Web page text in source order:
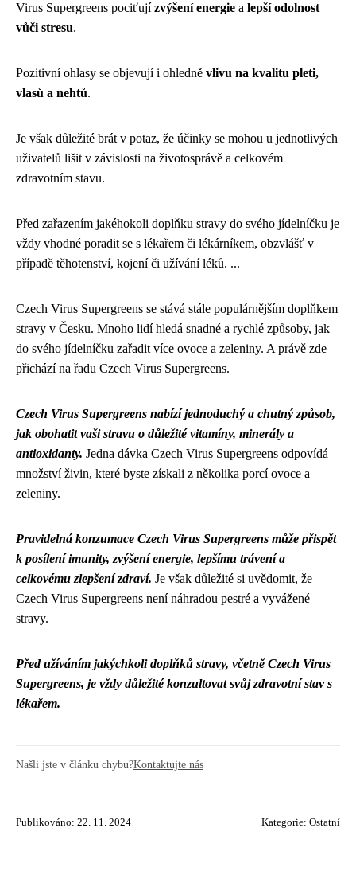
Virus Supergreens pociťujízvýšení energie a lepší odolnost
vůči stresu.
Pozitivní ohlasy se objevují i ohledně vlivu na kvalitu pleti,
vlasů a nehtů.
Je však důležité brát v potaz, že účinky se mohou u jednotlivých
uživatelů lišit v závislosti na životosprávě a celkovém
zdravotním stavu.
Před zařazením jakéhokoli doplňku stravy do svého jídelníčku je
vždy vhodné poradit se s lékařem či lékárníkem, obzvlášť v
případě těhotenství, kojení či užívání léků. ...
Czech Virus Supergreens se stává stále populárnějším doplňkem
stravy v Česku. Mnoho lidí hledá snadné a rychlé způsoby, jak
do svého jídelníčku zařadit více ovoce a zeleniny. A právě zde
přichází na řadu Czech Virus Supergreens.
Czech Virus Supergreens nabízí jednoduchý a chutný způsob,
jak obohatit vaši stravu o důležité vitamíny, minerály a
antioxidanty. Jedna dávka Czech Virus Supergreens odpovídá
množství živin, které byste získali z několika porcí ovoce a
zeleniny.
Pravidelná konzumace Czech Virus Supergreens může přispět
k posílení imunity, zvýšení energie, lepšímu trávení a
celkovému zlepšení zdraví. Je však důležité si uvědomit, že
Czech Virus Supergreens není náhradou pestré a vyvážené
stravy.
Před užíváním jakýchkoli doplňků stravy, včetně Czech Virus
Supergreens, je vždy důležité konzultovat svůj zdravotní stav s
lékařem.
Našli jste v článku chybu?Kontaktujte nás
Publikováno: 22. 11. 2024 Kategorie: Ostatní